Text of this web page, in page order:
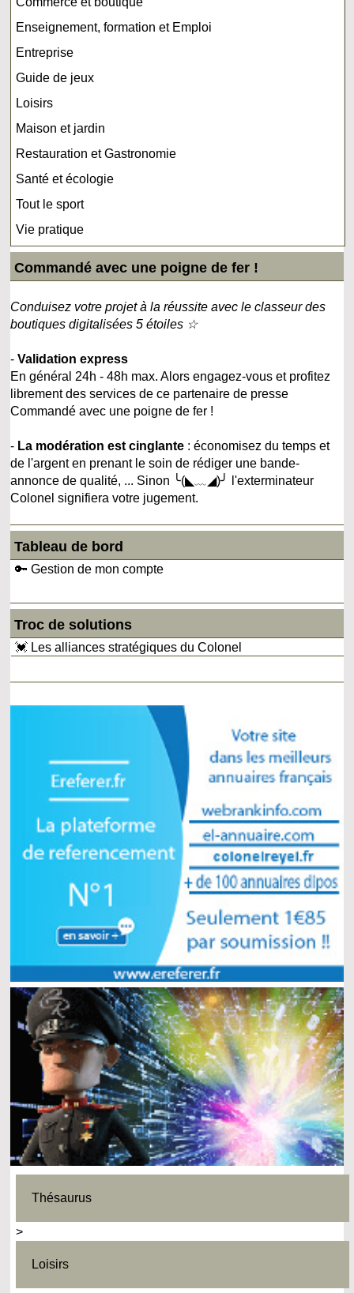
Enseignement, formation et Emploi
Entreprise
Guide de jeux
Loisirs
Maison et jardin
Restauration et Gastronomie
Santé et écologie
Tout le sport
Vie pratique
Commandé avec une poigne de fer !
Conduisez votre projet à la réussite avec le classeur des
boutiques digitalisées 5 étoiles ☆
-Validation express
En général 24h - 48h max. Alors engagez-vous et profitez
librement des services de ce partenaire de presse
Commandé avec une poigne de fer !
- La modération est cinglante : économisez du temps et
de l'argent en prenant le soin de rédiger une bande-
annonce de qualité, ... Sinon ╰(◣﹏◢)╯ l'exterminateur
Colonel signifiera votre jugement.
Tableau de bord
🔑 Gestion de mon compte
Troc de solutions
💓 Les alliances stratégiques du Colonel
Thésaurus
>
Loisirs